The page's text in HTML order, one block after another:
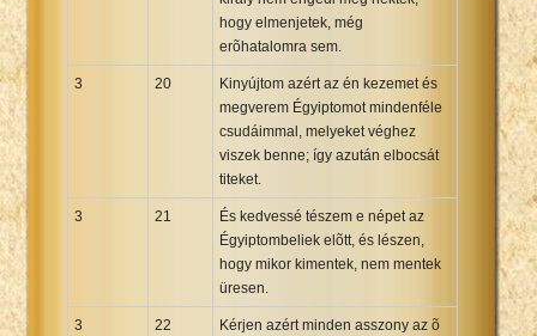
hogy elmenjetek, még
erõhatalomra sem.
3 20
Kinyújtom azért az én kezemet és
megverem Égyiptomot mindenféle
csudáimmal, melyeket véghez
viszek benne; így azután elbocsát
titeket.
3 21
És kedvessé tészem e népet az
Égyiptombeliek elõtt, és lészen,
hogy mikor kimentek, nem mentek
üresen.
3 22
Kérjen azért minden asszony az õ